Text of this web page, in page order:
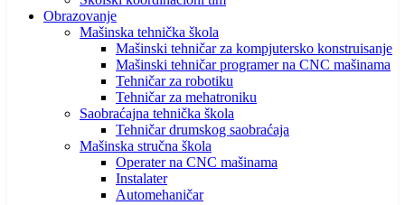
Obrazovanje
Mašinska tehnička škola
Mašinski tehničar za kompjutersko konstruisanje
Mašinski tehničar programer na CNC mašinama
Tehničar za robotiku
Tehničar za mehatroniku
Saobraćajna tehnička škola
Tehničar drumskog saobraćaja
Mašinska stručna škola
Operater na CNC mašinama
Instalater
Automehaničar